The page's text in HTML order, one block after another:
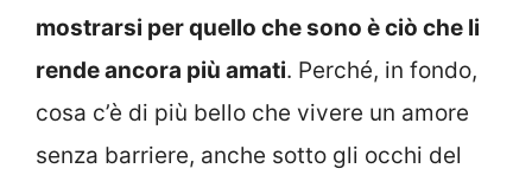
mostrarsi per quello che sono è ciò che li
rende ancora più amati. Perché, in fondo,
cosa c’è di più bello che vivere un amore
senza barriere, anche sotto gli occhi del